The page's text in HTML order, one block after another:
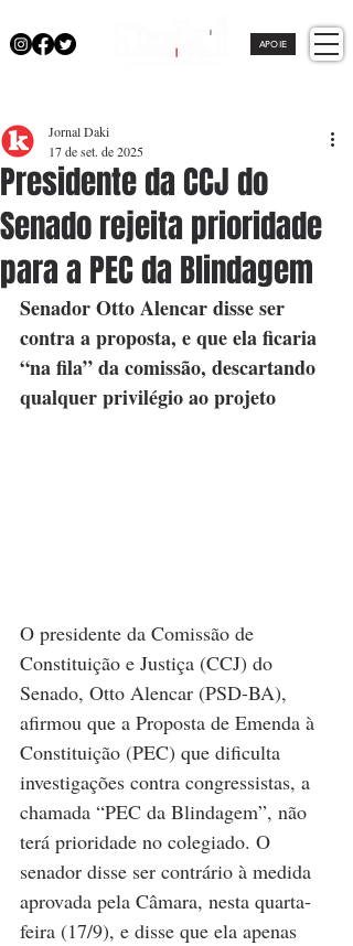
APOIE
Presidente da CCJ do
Senado rejeita prioridade
para a PEC da Blindagem
Jornal Daki
17 de set. de 2025
Senador Otto Alencar disse ser
contra a proposta, e que ela ficaria
“na fila” da comissão, descartando
qualquer privilégio ao projeto
O presidente da Comissão de
Constituição e Justiça (CCJ) do
Senado, Otto Alencar (PSD-BA),
afirmou que a Proposta de Emenda à
Constituição (PEC) que dificulta
investigações contra congressistas, a
chamada “PEC da Blindagem”, não
terá prioridade no colegiado. O
senador disse ser contrário à medida
aprovada pela Câmara, nesta quarta-
feira (17/9), e disse que ela apenas